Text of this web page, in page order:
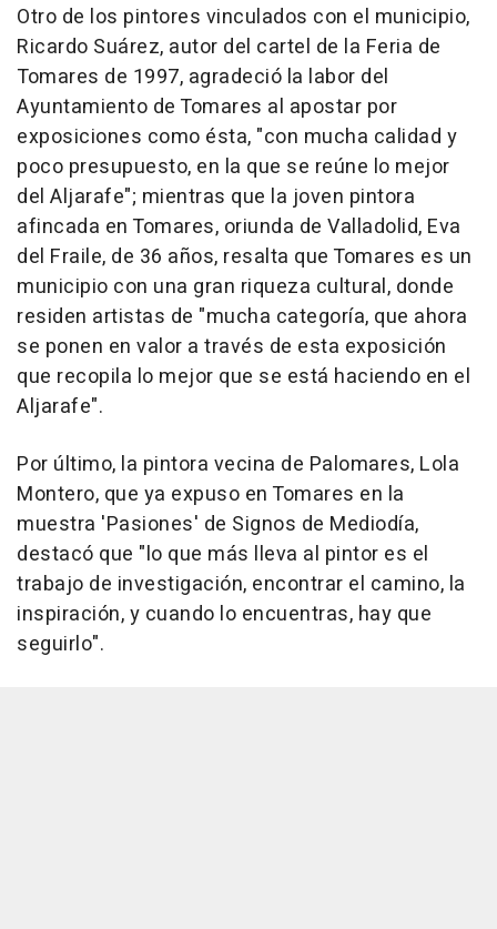
Otro de los pintores vinculados con el municipio,
Ricardo Suárez, autor del cartel de la Feria de
Tomares de 1997, agradeció la labor del
Ayuntamiento de Tomares al apostar por
exposiciones como ésta, "con mucha calidad y
poco presupuesto, en la que se reúne lo mejor
del Aljarafe"; mientras que la joven pintora
afincada en Tomares, oriunda de Valladolid, Eva
del Fraile, de 36 años, resalta que Tomares es un
municipio con una gran riqueza cultural, donde
residen artistas de "mucha categoría, que ahora
se ponen en valor a través de esta exposición
que recopila lo mejor que se está haciendo en el
Aljarafe".
Por último, la pintora vecina de Palomares, Lola
Montero, que ya expuso en Tomares en la
muestra 'Pasiones' de Signos de Mediodía,
destacó que "lo que más lleva al pintor es el
trabajo de investigación, encontrar el camino, la
inspiración, y cuando lo encuentras, hay que
seguirlo".